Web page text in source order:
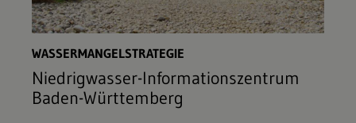
WASSERMANGELSTRATEGIE
Niedrigwasser-Informationszentrum
Baden-Württemberg